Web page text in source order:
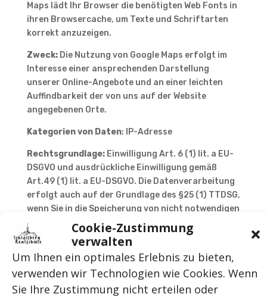
Cookie-Zustimmung
verwalten
Um Ihnen ein optimales Erlebnis zu bieten,
verwenden wir Technologien wie Cookies. Wenn
Sie Ihre Zustimmung nicht erteilen oder
Maps lädt Ihr Browser die benötigten Web Fonts in
ihren Browsercache, um Texte und Schriftarten
korrekt anzuzeigen.
Zweck:Die Nutzung von Google Maps erfolgt im
Interesse einer ansprechenden Darstellung
unserer Online-Angebote und an einer leichten
Auffindbarkeit der von uns auf der Website
angegebenen Orte.
Kategorien von Daten: IP-Adresse
Rechtsgrundlage: Einwilligung Art. 6 (1) lit. a EU-
DSGVO und ausdrückliche Einwilligung gemäß
Art.49 (1) lit. a EU-DSGVO. Die Datenverarbeitung
erfolgt auch auf der Grundlage des §25 (1) TTDSG,
wenn Sie in die Speicherung von nicht notwendigen
Cookies oder in den Zugriff auf Informationen in
Ihr Endgerät eingewilligt haben
Empfänger der Daten:Google Ireland Limited
(„Google“), Gordon House, Barrow Street, Dublin 4,
Irland